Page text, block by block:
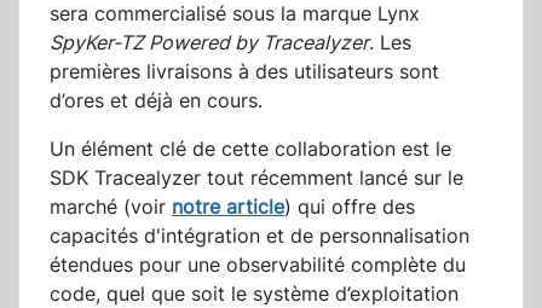
sera commercialisé sous la marque Lynx
SpyKer-TZ Powered by Tracealyzer. Les
premières livraisons à des utilisateurs sont
d’ores et déjà en cours.
Un élément clé de cette collaboration est le
SDK Tracealyzer tout récemment lancé sur le
marché (voir notre article) qui offre des
capacités d'intégration et de personnalisation
étendues pour une observabilité complète du
code, quel que soit le système d’exploitation